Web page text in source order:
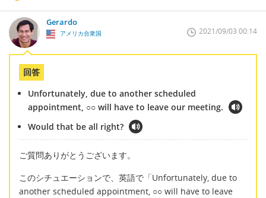
Gerardo
アメリカ合衆国 2021/09/03 00:14
回答
Unfortunately, due to another scheduled
appointment, ○○ will have to leave our meeting.
Would that be all right?
ご質問ありがとうございます。
このシチュエーションで、英語で「Unfortunately, due to
another scheduled appointment, ○○ will have to leave